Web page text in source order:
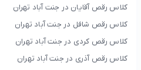
کلاس رقص آقایان در جنت آباد تهران
کلاس رقص شافل در جنت آباد تهران
کلاس رقص کردی در جنت آباد تهران
کلاس رقص آذری در جنت آباد تهران